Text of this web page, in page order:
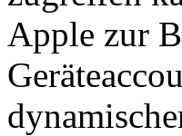
Apple zur